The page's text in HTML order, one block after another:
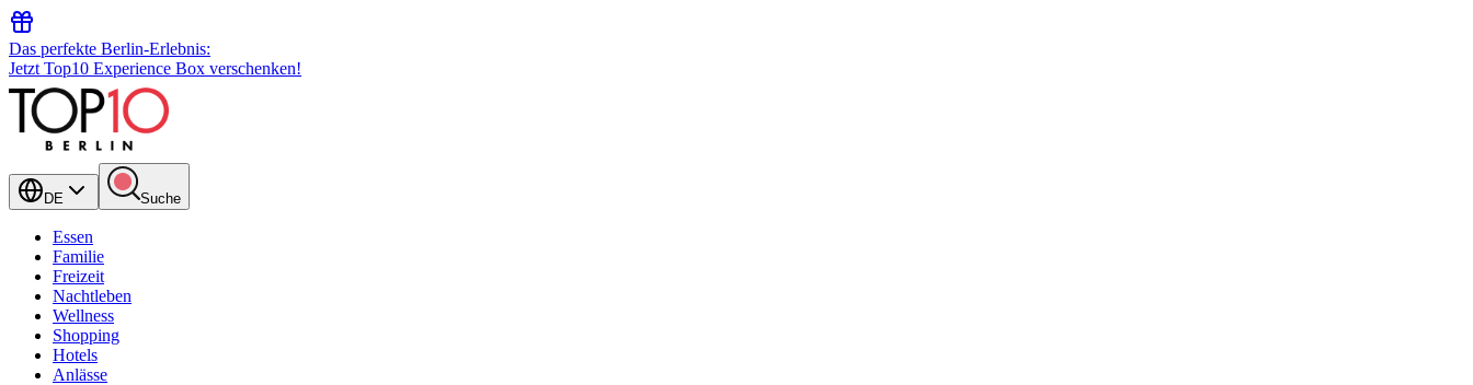
Das perfekte Berlin-Erlebnis:
Jetzt Top10 Experience Box verschenken!
DE Suche
Essen
Familie
Freizeit
Nachtleben
Wellness
Shopping
Hotels
Anlässe